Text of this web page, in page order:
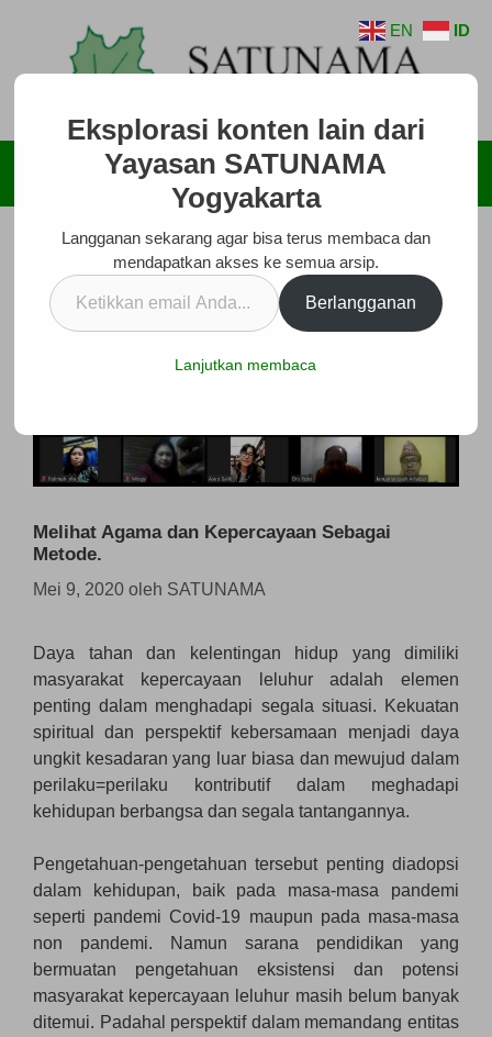
Menu
Melihat Agama dan Kepercayaan Sebagai
Metode.
Mei 9, 2020 oleh SATUNAMA
Daya tahan dan kelentingan hidup yang dimiliki
masyarakat kepercayaan leluhur adalah elemen
penting dalam menghadapi segala situasi. Kekuatan
spiritual dan perspektif kebersamaan menjadi daya
ungkit kesadaran yang luar biasa dan mewujud dalam
perilaku=perilaku kontributif dalam meghadapi
kehidupan berbangsa dan segala tantangannya.
Pengetahuan-pengetahuan tersebut penting diadopsi
dalam kehidupan, baik pada masa-masa pandemi
seperti pandemi Covid-19 maupun pada masa-masa
non pandemi. Namun sarana pendidikan yang
bermuatan pengetahuan eksistensi dan potensi
masyarakat kepercayaan leluhur masih belum banyak
ditemui. Padahal perspektif dalam memandang entitas
EN ID
Eksplorasi konten lain dari
Yayasan SATUNAMA
Yogyakarta
Langganan sekarang agar bisa terus membaca dan
mendapatkan akses ke semua arsip.
Ketikkan
email
Berlangganan
Lanjutkan membaca